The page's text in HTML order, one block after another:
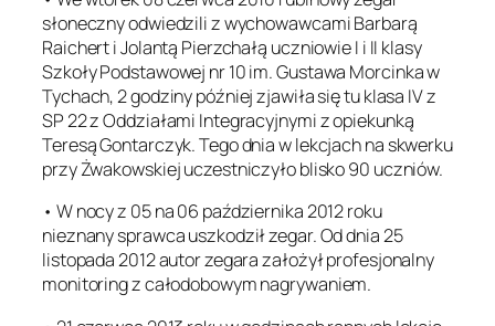
słoneczny odwiedzili z wychowawcami Barbarą
Raichert i Jolantą Pierzchałą uczniowie I i II klasy
Szkoły Podstawowej nr 10 im. Gustawa Morcinka w
Tychach, 2 godziny później zjawiła się tu klasa IV z
SP 22 z Oddziałami Integracyjnymi z opiekunką
Teresą Gontarczyk. Tego dnia w lekcjach na skwerku
przy Żwakowskiej uczestniczyło blisko 90 uczniów.
• W nocy z 05 na 06 października 2012 roku
nieznany sprawca uszkodził zegar. Od dnia 25
listopada 2012 autor zegara założył profesjonalny
monitoring z całodobowym nagrywaniem.